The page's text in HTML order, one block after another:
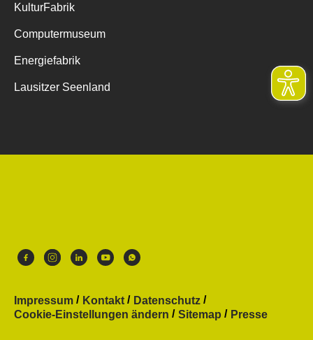
KulturFabrik
Computermuseum
Energiefabrik
Lausitzer Seenland
Impressum Kontakt
Datenschutz
Cookie-Einstellungen ändern
Sitemap Presse